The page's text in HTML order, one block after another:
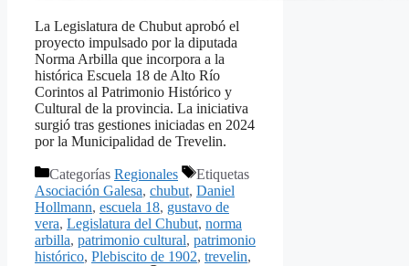
La Legislatura de Chubut aprobó el
proyecto impulsado por la diputada
Norma Arbilla que incorpora a la
histórica Escuela 18 de Alto Río
Corintos al Patrimonio Histórico y
Cultural de la provincia. La iniciativa
surgió tras gestiones iniciadas en 2024
por la Municipalidad de Trevelin.
Categorías Regionales
Etiquetas
Asociación Galesa, chubut, Daniel
Hollmann, escuela 18, gustavo de
vera, Legislatura del Chubut, norma
arbilla, patrimonio cultural, patrimonio
histórico, Plebiscito de 1902, trevelin,